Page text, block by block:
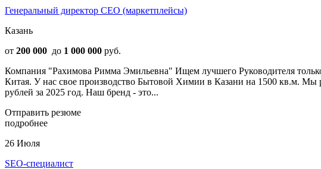
Генеральный директор СЕО (маркетплейсы)
Казань
от 200 000 до 1 000 000 руб.
Компания "Рахимова Римма Эмильевна" Ищем лучшего Руководителя
Китая. У нас свое производство Бытовой Химии в Казани на 1500 кв.м.
рублей за 2025 год. Наш бренд - это...
Отправить резюме
подробнее
26 Июля
SEO-специалист